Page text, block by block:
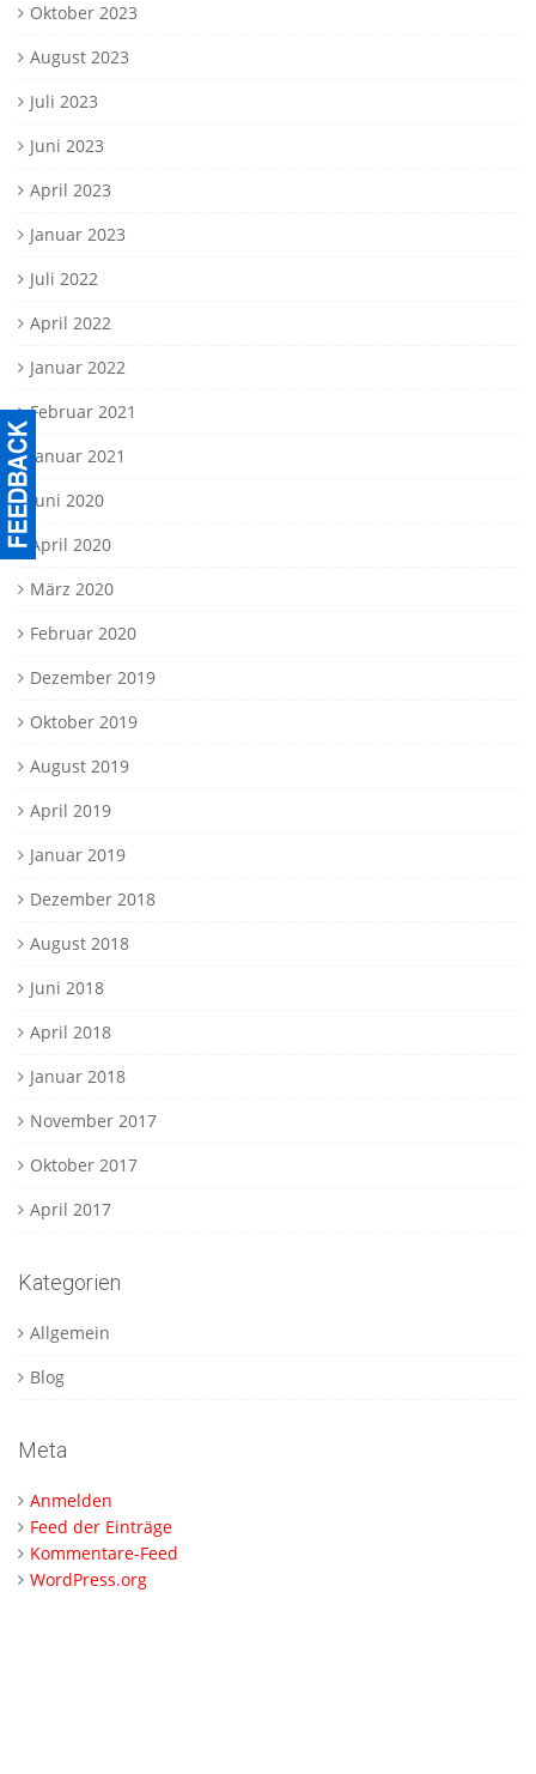
Oktober 2023
August 2023
Juli 2023
Juni 2023
April 2023
Januar 2023
Juli 2022
April 2022
Januar 2022
Februar 2021
Januar 2021
Juni 2020
April 2020
März 2020
Februar 2020
Dezember 2019
Oktober 2019
August 2019
April 2019
Januar 2019
Dezember 2018
August 2018
Juni 2018
April 2018
Januar 2018
November 2017
Oktober 2017
April 2017
Kategorien
Allgemein
Blog
Meta
Anmelden
Feed der Einträge
Kommentare-Feed
WordPress.org